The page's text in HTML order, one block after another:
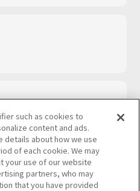
such as cookies to
content and ads.
details about how we use
of each cookie. We may
your use of our website
partners, who may
that you have provided